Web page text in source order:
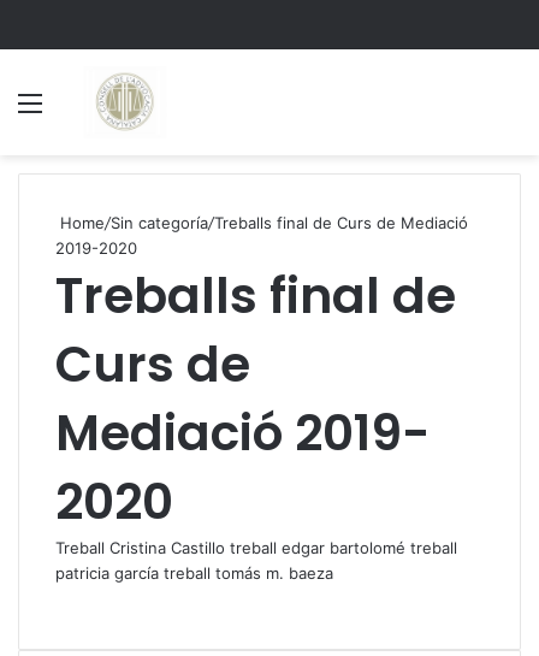
Home/Sin categoría/Treballs final de Curs de Mediació
2019-2020
Treballs final de
Curs de
Mediació 2019-
2020
Treball Cristina Castillo treball edgar bartolomé treball
patricia garcía treball tomás m. baeza